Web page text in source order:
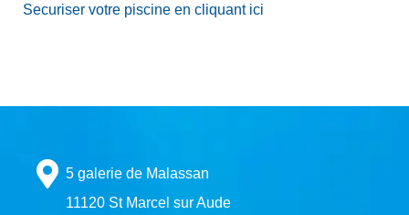
Securiser votre piscine en cliquant ici
5 galerie de Malassan
11120 St Marcel sur Aude